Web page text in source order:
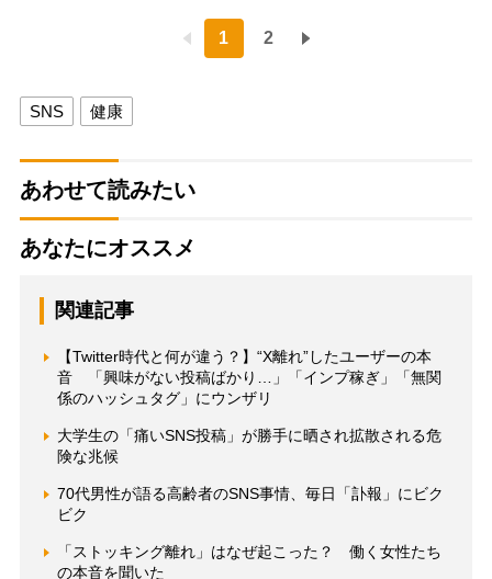
1 2
SNS 健康
あわせて読みたい
あなたにオススメ
関連記事
【Twitter時代と何が違う？】“X離れ”したユーザーの本
音 「興味がない投稿ばかり…」「インプ稼ぎ」「無関
係のハッシュタグ」にウンザリ
大学生の「痛いSNS投稿」が勝手に晒され拡散される危
険な兆候
70代男性が語る高齢者のSNS事情、毎日「訃報」にビク
ビク
「ストッキング離れ」はなぜ起こった？ 働く女性たち
の本音を聞いた